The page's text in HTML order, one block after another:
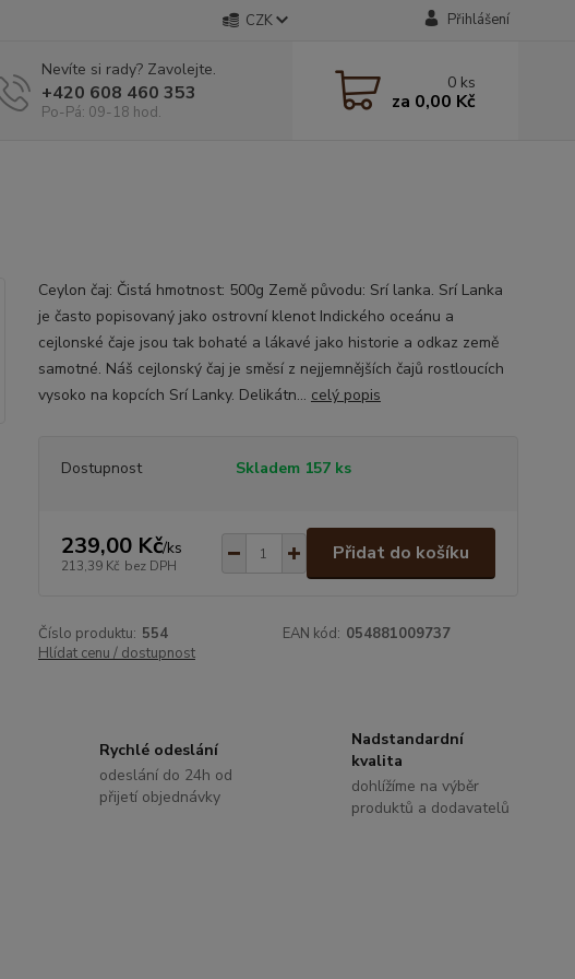
CZK Přihlášení
Nevíte si rady? Zavolejte.
+420 608 460 353
Po-Pá: 09-18 hod.
0 ks
za 0,00 Kč
Ceylon čaj: Čistá hmotnost: 500g Země původu: Srí lanka. Srí Lanka
je často popisovaný jako ostrovní klenot Indického oceánu a
cejlonské čaje jsou tak bohaté a lákavé jako historie a odkaz země
samotné. Náš cejlonský čaj je směsí z nejjemnějších čajů rostloucích
vysoko na kopcích Srí Lanky. Delikátn... celý popis
Dostupnost Skladem 157 ks
239,00 Kč/ks
213,39 Kč bez DPH
Přidat do košíku
Číslo produktu: 554 EAN kód: 054881009737
Hlídat cenu / dostupnost
Rychlé odeslání
odeslání do 24h od
přijetí objednávky
Nadstandardní
kvalita
dohlížíme na výběr
produktů a dodavatelů